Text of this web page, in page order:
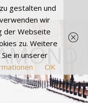
gestalten und
wir
der Webseite
zu. Weitere
in unserer
OK